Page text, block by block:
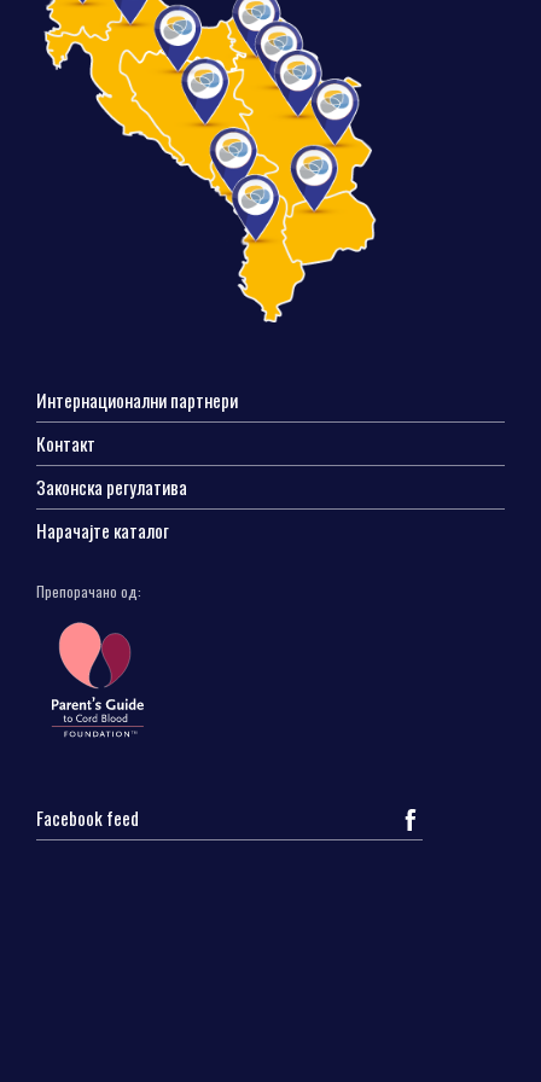
Интернационални партнери
Контакт
Законска регулатива
Нарачајте каталог
Препорачано од:
Facebook feed